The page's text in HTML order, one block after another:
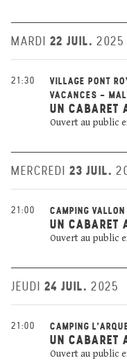
MARDI 22 JUIL. 2025
21:30
VILLAGE PONT
VACANCES -
UN CABARET
Ouvert au public
MERCREDI 23 JUIL.
21:00 CAMPING
UN CABARET
Ouvert au public
JEUDI 24 JUIL. 2025
21:00 CAMPING
UN CABARET
Ouvert au public